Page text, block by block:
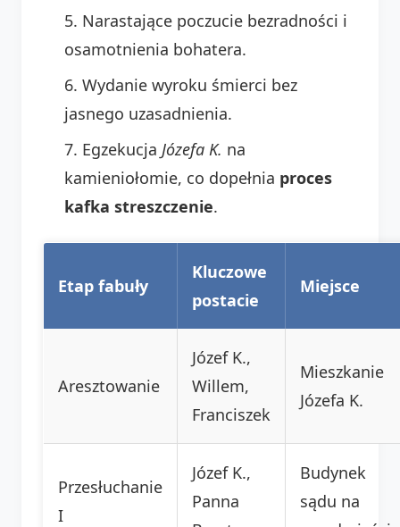
Narastające poczucie bezradności i
osamotnienia bohatera.
Wydanie wyroku śmierci bez
jasnego uzasadnienia.
Egzekucja Józefa K. na
kamieniołomie, co dopełnia proces
kafka streszczenie.
Etap fabuły
Kluczowe
postacie
Miejsce
Aresztowanie
Józef K.,
Willem,
Franciszek
Mieszkanie
Józefa K.
Przesłuchanie
I
Józef K.,
Panna
Budynek
sądu na